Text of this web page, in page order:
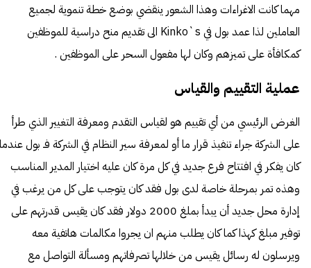
مهما كانت الاغراءات وهذا الشعور ينقضي بوضع خطة تنموية لجميع
العاملين لذا عمد بول في Kinko`s الى تقديم منح دراسية للموظفين
كمكافأة على تميزهم وكان لها مفعول السحر على الموظفين .
عملية التقييم والقياس
الغرض الرئيسي من أي تقييم هو لقياس التقدم ومعرفة التغيير الذي طرأ
على الشركة جراء تنفيذ قرار ما أو لمعرفة سير النظام في الشركة فـ بول عندما
كان يفكر في افتتاح فرع جديد في كل مرة كان عليه اختيار المدير المناسب
وهذه تمر بمرحلة خاصة لدى بول فقد كان يتوجب على كل من يرغب في
إدارة محل جديد أن يبدأ بملغ 2000 دولار فقد كان يقيس قدرتهم على
توفير مبلغ كهذا كما كان يطلب منهم ان يجروا مكالمات هاتفية معه
ويرسلون له رسائل يقيس من خلالها تصرفاتهم ومسألة التواصل مع